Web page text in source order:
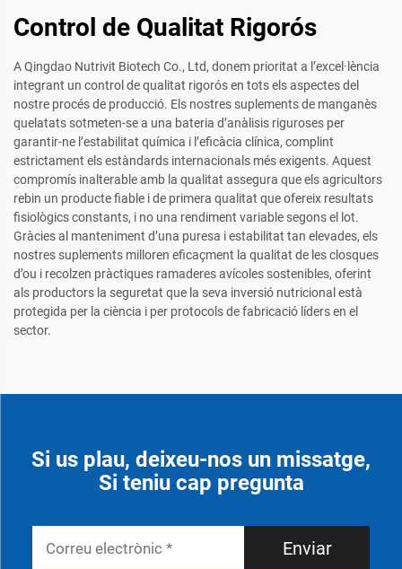
Control de Qualitat Rigorós
A Qingdao Nutrivit Biotech Co., Ltd, donem prioritat a l’excel·lència
integrant un control de qualitat rigorós en tots els aspectes del
nostre procés de producció. Els nostres suplements de manganès
quelatats sotmeten-se a una bateria d’anàlisis riguroses per
garantir-ne l’estabilitat química i l’eficàcia clínica, complint
estrictament els estàndards internacionals més exigents. Aquest
compromís inalterable amb la qualitat assegura que els agricultors
rebin un producte fiable i de primera qualitat que ofereix resultats
fisiològics constants, i no una rendiment variable segons el lot.
Gràcies al manteniment d’una puresa i estabilitat tan elevades, els
nostres suplements milloren eficaçment la qualitat de les closques
d’ou i recolzen pràctiques ramaderes avícoles sostenibles, oferint
als productors la seguretat que la seva inversió nutricional està
protegida per la ciència i per protocols de fabricació líders en el
sector.
Si us plau, deixeu-nos un missatge,
Si teniu cap pregunta
Enviar